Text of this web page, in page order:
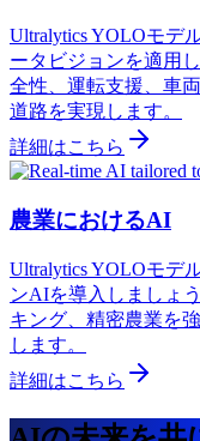
Ultralytics YOLOモデ
ータビジョンを適用
全性、運転支援、車
道路を実現します。
詳細はこちら
農業におけるAI
Ultralytics YOLOモデ
ンAIを導入しましょ
キング、精密農業を
します。
詳細はこちら